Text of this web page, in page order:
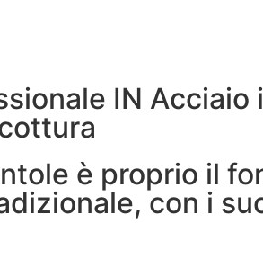
IN Acciaio
è proprio il
con i